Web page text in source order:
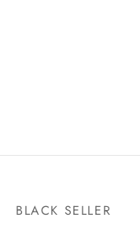
BLACK SELLER